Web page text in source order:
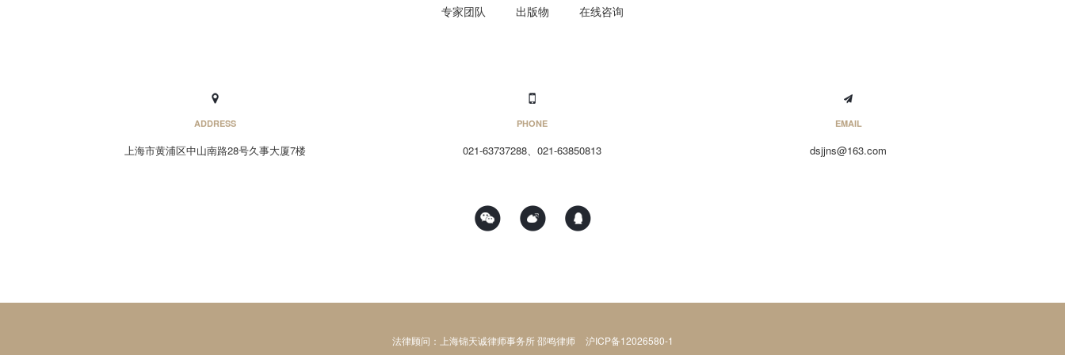
专家团队 出版物 在线咨询
ADDRESS
上海市黄浦区中山南路28号久事大厦7楼
PHONE
021-63737288、021-63850813
EMAIL
dsjjns@163.com
法律顾问：上海锦天诚律师事务所 邵鸣律师 沪ICP备12026580-1